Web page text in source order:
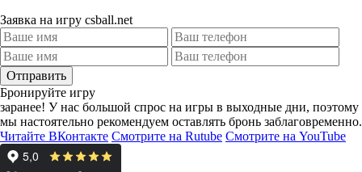
Заявка на игру csball.net
Отправить
Бронируйте игру
заранее! У нас большой спрос на игры в выходные дни, поэтому
мы настоятельно рекомендуем оставлять бронь заблаговременно.
Читайте ВКонтакте Смотрите на Rutube Смотрите на YouTube